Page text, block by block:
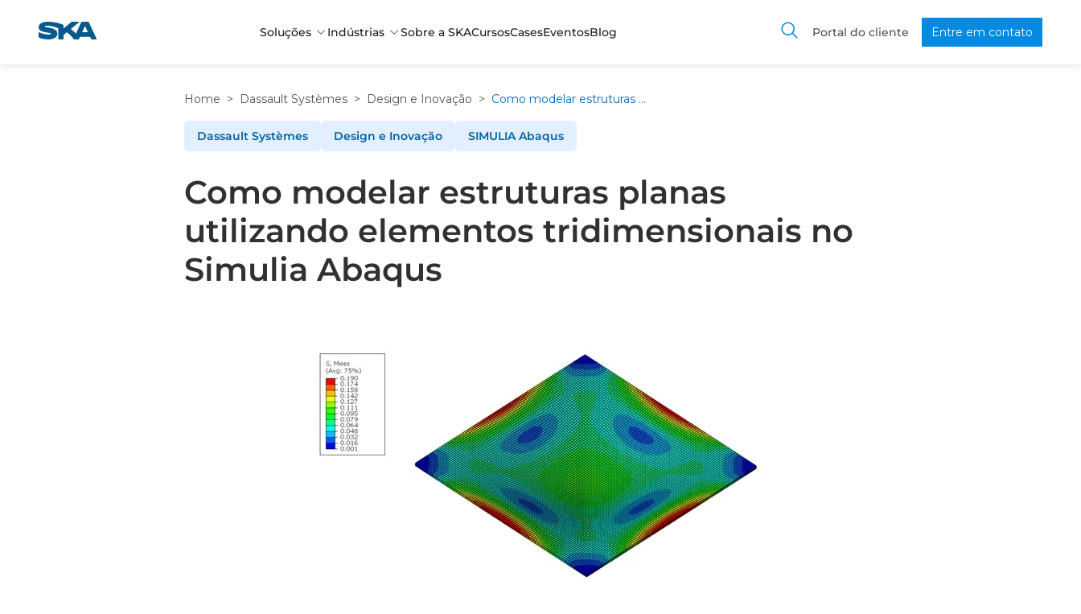
Soluções Indústrias Sobre a SKACursosCasesEventosBlog Portal do cliente Entre em contato
Home > Dassault Systèmes > Design e Inovação > Como modelar estruturas planas utilizando elementos tridimensionais no Simulia Abaqus
Dassault Systèmes Design e Inovação SIMULIA Abaqus
Como modelar estruturas planas
utilizando elementos tridimensionais no
Simulia Abaqus